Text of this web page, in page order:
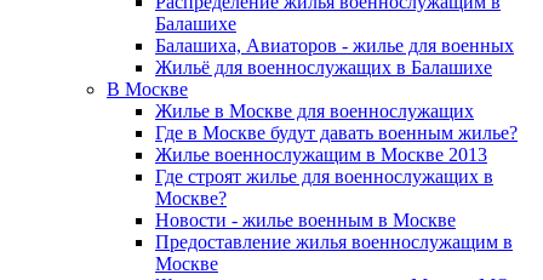
Балашихе
Балашиха, Авиаторов - жилье для военных
Жильё для военнослужащих в Балашихе
В Москве
Жилье в Москве для военнослужащих
Где в Москве будут давать военным жилье?
Жилье военнослужащим в Москве 2013
Где строят жилье для военнослужащих в
Москве?
Новости - жилье военным в Москве
Предоставление жилья военнослужащим в
Москве